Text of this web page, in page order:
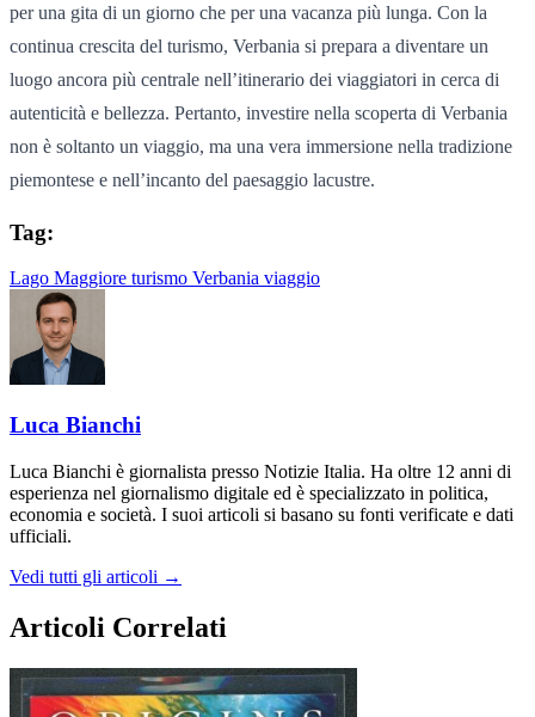
per una gita di un giorno che per una vacanza più lunga. Con la
continua crescita del turismo, Verbania si prepara a diventare un
luogo ancora più centrale nell’itinerario dei viaggiatori in cerca di
autenticità e bellezza. Pertanto, investire nella scoperta di Verbania
non è soltanto un viaggio, ma una vera immersione nella tradizione
piemontese e nell’incanto del paesaggio lacustre.
Tag:
Lago Maggiore turismo Verbania viaggio
Luca Bianchi
Luca Bianchi è giornalista presso Notizie Italia. Ha oltre 12 anni di
esperienza nel giornalismo digitale ed è specializzato in politica,
economia e società. I suoi articoli si basano su fonti verificate e dati
ufficiali.
Vedi tutti gli articoli →
Articoli Correlati